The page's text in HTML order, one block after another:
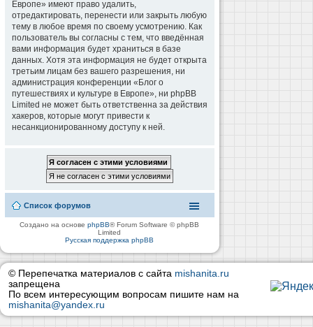
Европе» имеют право удалить,
отредактировать, перенести или закрыть любую
тему в любое время по своему усмотрению. Как
пользователь вы согласны с тем, что введённая
вами информация будет храниться в базе
данных. Хотя эта информация не будет открыта
третьим лицам без вашего разрешения, ни
администрация конференции «Блог о
путешествиях и культуре в Европе», ни phpBB
Limited не может быть ответственна за действия
хакеров, которые могут привести к
несанкционированному доступу к ней.
Список форумов
Создано на основеphpBB® Forum Software © phpBB
Limited
Русская поддержка phpBB
© Перепечатка материалов с сайта mishanita.ru
запрещена
По всем интересующим вопросам пишите нам на
mishanita@yandex.ru